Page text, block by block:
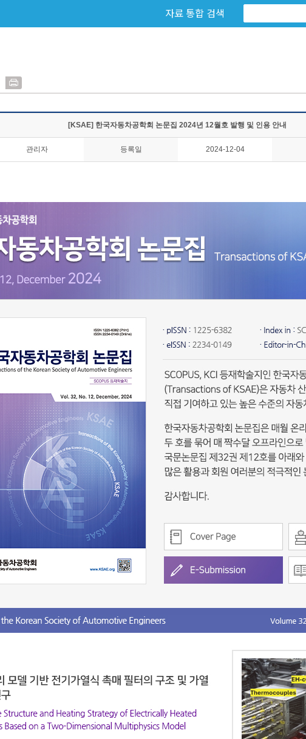
자료 통합 검색
[KSAE] 한국자동차공학회 논문집 2024년 12월호 발행 및 인용 안내
관리자 등록일 2024-12-04